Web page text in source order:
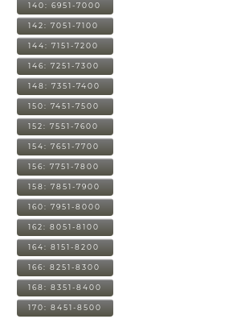
140: 6951-7000
142: 7051-7100
144: 7151-7200
146: 7251-7300
148: 7351-7400
150: 7451-7500
152: 7551-7600
154: 7651-7700
156: 7751-7800
158: 7851-7900
160: 7951-8000
162: 8051-8100
164: 8151-8200
166: 8251-8300
168: 8351-8400
170: 8451-8500